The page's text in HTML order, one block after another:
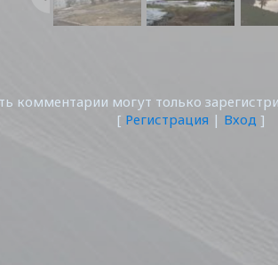
комментарии могут только
[ Регистрация | Вход ]